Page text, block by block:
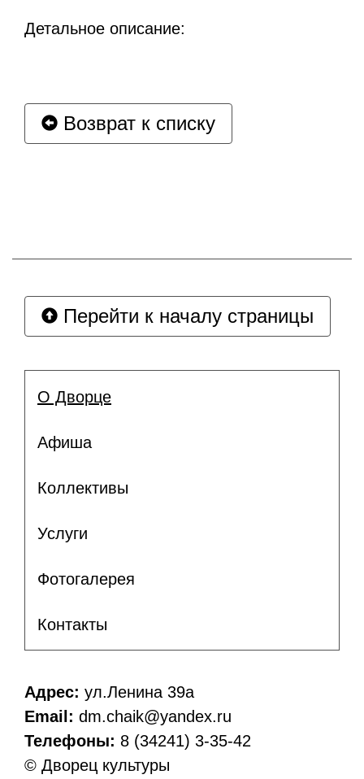
Детальное описание:
Возврат к списку
Перейти к началу страницы
О Дворце
Афиша
Коллективы
Услуги
Фотогалерея
Контакты
Адрес: ул.Ленина 39а
Email: dm.chaik@yandex.ru
Телефоны: 8 (34241) 3-35-42
© Дворец культуры